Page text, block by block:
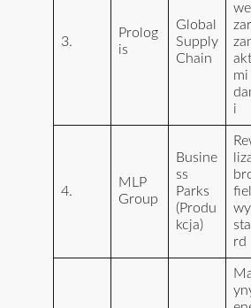
3.
Prolog
is
Global
Supply
Chain
we
mi
i
4.
MLP
Group
Busine
ss
Parks
(Produ
kcja)
rd